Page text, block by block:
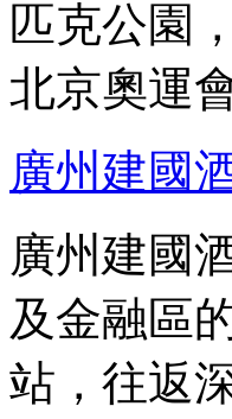
匹克公園
北京奧運
廣州建國
廣州建國
及金融區
站，往返